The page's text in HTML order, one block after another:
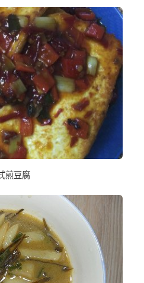
煎豆腐